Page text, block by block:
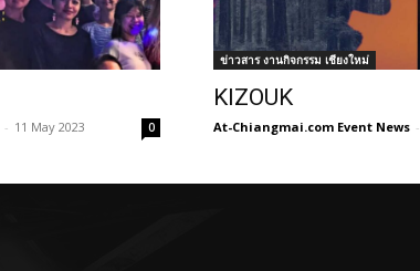
- 11 May 2023 0
ข่าวสาร งานกิจกรรม เชียงใหม่
KIZOUK
At-Chiangmai.com Event News -